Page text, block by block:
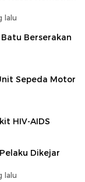
lalu
Berserakan
Sepeda Motor
HIV-AIDS
Dikejar
lalu